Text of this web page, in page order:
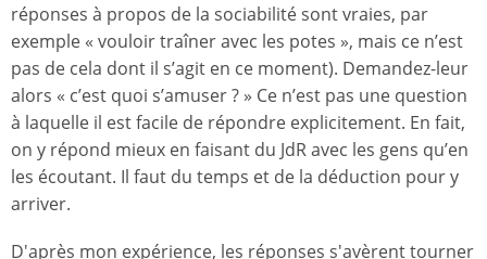
réponses à propos de la sociabilité sont vraies, par
exemple « vouloir traîner avec les potes », mais ce n’est
pas de cela dont il s’agit en ce moment). Demandez-leur
alors « c’est quoi s’amuser ? » Ce n’est pas une question
à laquelle il est facile de répondre explicitement. En fait,
on y répond mieux en faisant du JdR avec les gens qu’en
les écoutant. Il faut du temps et de la déduction pour y
arriver.
D'après mon expérience, les réponses s'avèrent tourner